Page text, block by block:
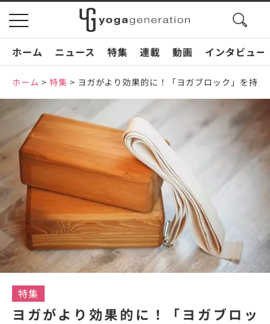
toggle
navigation
search
ホーム
ニュース 特集 連載 動画 インタビュー
ホーム > 特集 > ヨガがより効果的に！「ヨガブロック」を持
特集
ヨガがより効果的に！「ヨガブロッ